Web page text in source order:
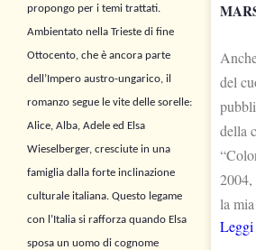
propongo per i temi trattati.
Ambientato nella Trieste di fine
Ottocento, che è ancora parte
dell’Impero austro-ungarico, il
romanzo segue le vite delle sorelle:
Alice, Alba, Adele ed Elsa
Wieselberger, cresciute in una
famiglia dalla forte inclinazione
culturale italiana. Questo legame
con l’Italia si rafforza quando Elsa
sposa un uomo di cognome
del
della
2004,
la mia
Leggi